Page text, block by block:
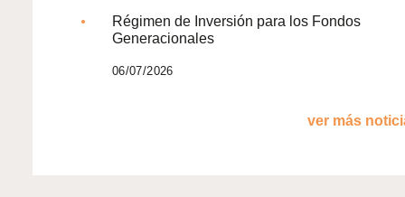
Régimen de Inversión para los Fondos
Generacionales
06/07/2026
ver más